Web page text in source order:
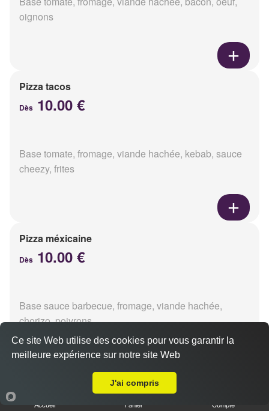
oignons
Pizza tacos
Dès 10.00 €
Base tomate, fromage, viande hachée, kebab, sauce
cheezy, frites
Pizza méxicaine
Dès 10.00 €
Base sauce barbecue, fromage, viande hachée,
chorizo, poivrons
Accueil Panier Compte
Ce site Web utilise des cookies pour vous garantir la
meilleure expérience sur notre site Web
J'ai compris